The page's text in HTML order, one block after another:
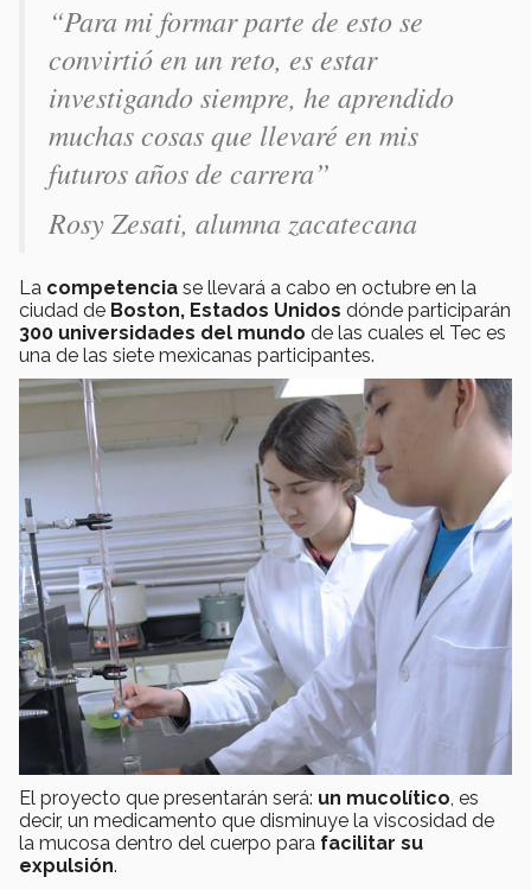
“Para mi formar parte de esto se
convirtió en un reto, es estar
investigando siempre, he aprendido
muchas cosas que llevaré en mis
futuros años de carrera”
Rosy Zesati, alumna zacatecana
La competencia se llevará a cabo en octubre en la
ciudad de Boston, Estados Unidos dónde participarán
300 universidades del mundo de las cuales el Tec es
una de las siete mexicanas participantes.
El proyecto que presentarán será: un mucolítico , es
decir, un medicamento que disminuye la viscosidad de
la mucosa dentro del cuerpo para facilitar su
expulsión.